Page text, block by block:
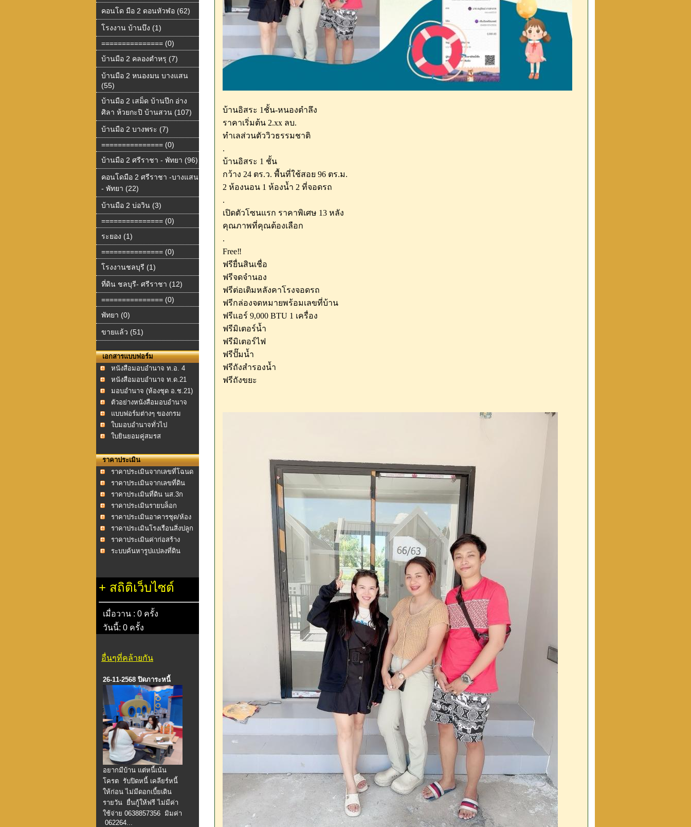
คอนโด มือ 2 ดอนหัวฬอ (62)
โรงงาน บ้านบึง (1)
=============== (0)
บ้านมือ 2 คลองตำหรุ (7)
บ้านมือ 2 หนองมน บางแสน
(55)
บ้านมือ 2 เสม็ด บ้านปึก อ่าง
ศิลา ห้วยกะปิ บ้านสวน (107)
บ้านมือ 2 บางพระ (7)
=============== (0)
บ้านมือ 2 ศรีราชา - พัทยา (96)
คอนโดมือ 2 ศรีราชา -บางแสน
- พัทยา (22)
บ้านมือ 2 บ่อวิน (3)
=============== (0)
ระยอง (1)
=============== (0)
โรงงานชลบุรี (1)
ที่ดิน ชลบุรี- ศรีราชา (12)
=============== (0)
พัทยา (0)
ขายแล้ว (51)
เอกสารแบบฟอร์ม
หนังสือมอบอำนาจ ท.อ. 4
หนังสือมอบอำนาจ ท.ด.21
มอบอำนาจ (ห้องชุด อ.ช.21)
ตัวอย่างหนังสือมอบอำนาจ
แบบฟอร์มต่างๆ ของกรม
ที่ดิน
ใบมอบอำนาจทั่วไป
ใบยินยอมคู่สมรส
ราคาประเมิน
ราคาประเมินจากเลขที่โฉนด
ราคาประเมินจากเลขที่ดิน
ราคาประเมินที่ดิน นส.3ก
ราคาประเมินรายบล็อก
ราคาประเมินอาคารชุด/ห้อง
ชุด
ราคาประเมินโรงเรือนสิ่งปลูก
สร้าง ราคาประเมินค่าก่อสร้าง
อาคาร พ.ศ.2558
ระบบค้นหารูปแปลงที่ดิน
+ สถิติเว็บไซต์
เมื่อวาน : 0 ครั้ง
วันนี้: 0 ครั้ง
อื่นๆที่คล้ายกัน
26-11-2568 ปิดภาระหนี้
อยากมีบ้าน แต่หนี้เน้น
โครต รับปิดหนี้ เคลียร์หนี้
ให้ก่อน ไม่มีดอกเบี้ยเดิน
รายวัน ยื่นกู้ให้ฟรี ไม่มีค่า
ใช้จ่าย 0638857356 มิมค่า
062264...
บ้านอิสระ 1ชั้น-หนองตำลึง
ราคาเริ่มต้น 2.xx ลบ.
ทำเลส่วนตัววิวธรรมชาติ
.
บ้านอิสระ 1 ชั้น
กว้าง 24 ตร.ว. พื้นที่ใช้สอย 96 ตร.ม.
2 ห้องนอน 1 ห้องน้ำ 2 ที่จอดรถ
.
เปิดตัวโซนแรก ราคาพิเศษ 13 หลัง
คุณภาพที่คุณต้องเลือก
.
Free‼️
ฟรียื่นสินเชื่อ
ฟรีจดจำนอง
ฟรีต่อเติมหลังคาโรงจอดรถ
ฟรีกล่องจดหมายพร้อมเลขที่บ้าน
ฟรีแอร์ 9,000 BTU 1 เครื่อง
ฟรีมิเตอร์น้ำ
ฟรีมิเตอร์ไฟ
ฟรีปั๊มน้ำ
ฟรีถังสำรองน้ำ
ฟรีถังขยะ